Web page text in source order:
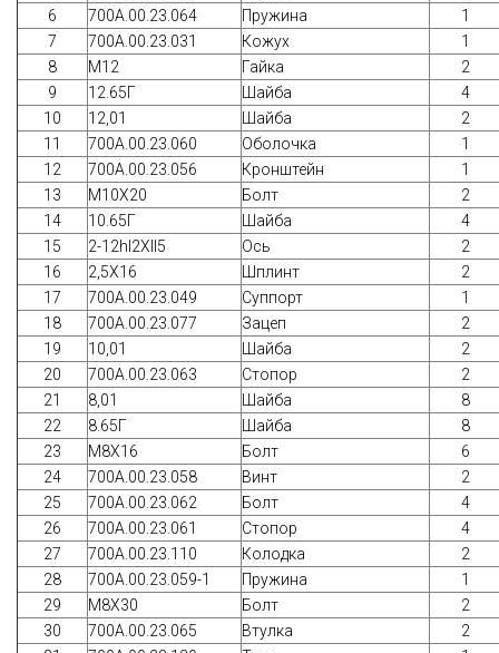
6
700А.00.23.064 Пружина
1
7
700А.00.23.031 Кожух
1
8
М12 Гайка
2
9
12.65Г Шайба
4
10
12,01 Шайба
2
11
700А.00.23.060 Оболочка
1
12
700А.00.23.056 Кронштейн
1
13
М10Х20 Болт
2
14
10.65Г Шайба
4
15
2-12hl2Xll5 Ось
2
16
2,5Х16 Шплинт
2
17
700А.00.23.049 Суппорт
1
18
700А.00.23.077 Зацеп
2
19
10,01 Шайба
2
20
700А.00.23.063 Стопор
2
21
8,01 Шайба
8
22
8.65Г Шайба
8
23
М8Х16 Болт
6
24
700А.00.23.058 Винт
2
25
700А.00.23.062 Болт
4
26
700А.00.23.061 Стопор
4
27
700А.00.23.110 Колодка
2
28
700А.00.23.059-1 Пружина
1
29
М8Х30 Болт
2
30
700А.00.23.065 Втулка
2